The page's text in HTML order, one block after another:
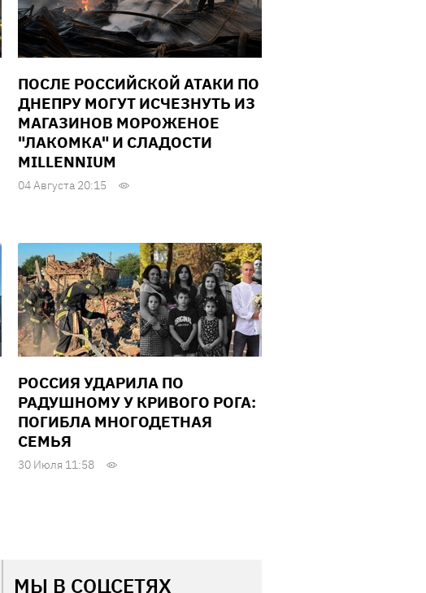
ПОСЛЕ РОССИЙСКОЙ АТАКИ ПО
ДНЕПРУ МОГУТ ИСЧЕЗНУТЬ ИЗ
МАГАЗИНОВ МОРОЖЕНОЕ
"ЛАКОМКА" И СЛАДОСТИ
MILLENNIUM
04 Августа 20:15
РОССИЯ УДАРИЛА ПО
РАДУШНОМУ У КРИВОГО РОГА:
ПОГИБЛА МНОГОДЕТНАЯ
СЕМЬЯ
30 Июля 11:58
МЫ В СОЦСЕТЯХ